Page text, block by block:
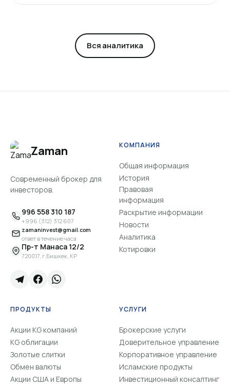
Вся аналитика
Zaman
Современный брокер для
инвесторов.
996 558 310 187
+996 (312) 312 607
zamaninvest@gmail.com
ответ в течение часа
Пр-т Манаса 12/2
720017, г.Бишкек, КР
ПРОДУКТЫ
Акции KG компаний
KG облигации
Золотые слитки
Обмен валюты
Акции США и Европы
УСЛУГИ
Брокерские услуги
Доверительное управление
Корпоративное управление
Исламские продукты
Инвестиционный консалтинг
КОМПАНИЯ
Общая информация
История
Правовая
информация
Раскрытие информации
Новости
Аналитика
Котировки